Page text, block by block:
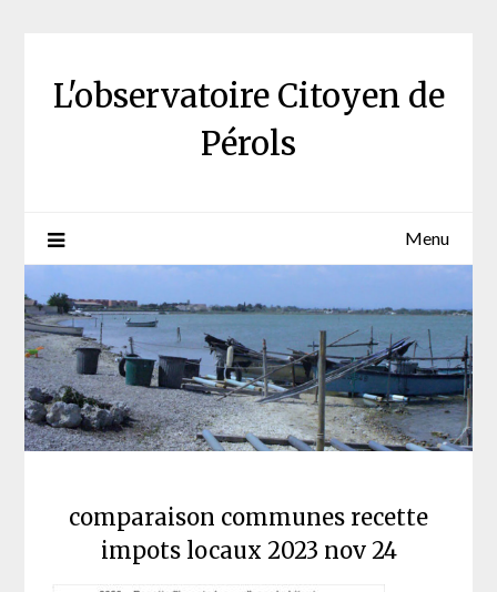
L'observatoire Citoyen de
Pérols
Menu
comparaison communes recette
impots locaux 2023 nov 24